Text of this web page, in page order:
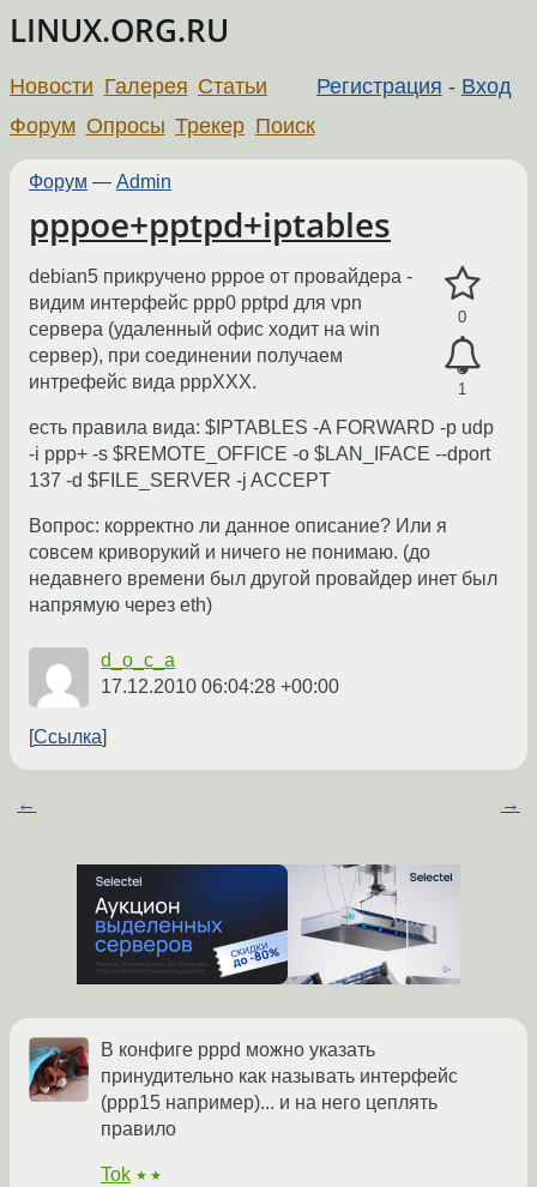
LINUX.ORG.RU
Регистрация - Вход
Новости Галерея Статьи
Форум Опросы Трекер Поиск
Форум — Admin
pppoe+pptpd+iptables
0
1
debian5 прикручено pppoe от провайдера -
видим интерфейс ppp0 pptpd для vpn
сервера (удаленный офис ходит на win
сервер), при соединении получаем
интрефейс вида pppXXX.
есть правила вида: $IPTABLES -A FORWARD -p udp
-i ppp+ -s $REMOTE_OFFICE -o $LAN_IFACE --dport
137 -d $FILE_SERVER -j ACCEPT
Вопрос: корректно ли данное описание? Или я
совсем криворукий и ничего не понимаю. (до
недавнего времени был другой провайдер инет был
напрямую через eth)
d_o_c_a
17.12.2010 06:04:28 +00:00
Ссылка
← →
В конфиге pppd можно указать
принудительно как называть интерфейс
(ppp15 например)... и на него цеплять
правило
Tok ★★